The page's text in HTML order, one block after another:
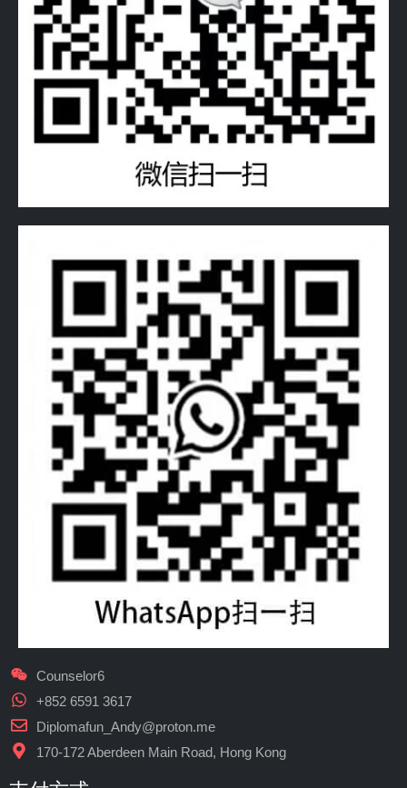
Counselor6
+852 6591 3617
Diplomafun_Andy@proton.me
170-172 Aberdeen Main Road, Hong Kong